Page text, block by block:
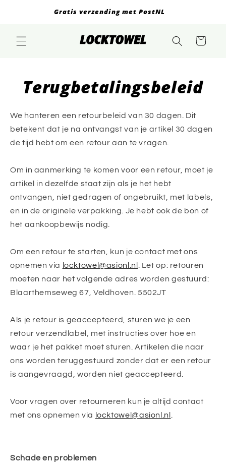
Gratis verzending met PostNL
Winkelwagen
Terugbetalingsbeleid
We hanteren een retourbeleid van 30 dagen. Dit
betekent dat je na ontvangst van je artikel 30 dagen
de tijd hebt om een retour aan te vragen.
Om in aanmerking te komen voor een retour, moet je
artikel in dezelfde staat zijn als je het hebt
ontvangen, niet gedragen of ongebruikt, met labels,
en in de originele verpakking. Je hebt ook de bon of
het aankoopbewijs nodig.
Om een retour te starten, kun je contact met ons
opnemen via locktowel@asionl.nl
. Let op: retouren
moeten naar het volgende adres worden gestuurd:
Blaarthemseweg 67, Veldhoven. 5502JT
Als je retour is geaccepteerd, sturen we je een
retour verzendlabel, met instructies over hoe en
waar je het pakket moet sturen. Artikelen die naar
ons worden teruggestuurd zonder dat er een retour
is aangevraagd, worden niet geaccepteerd.
Voor vragen over retourneren kun je altijd contact
met ons opnemen via locktowel@asionl.nl
Schade en problemen